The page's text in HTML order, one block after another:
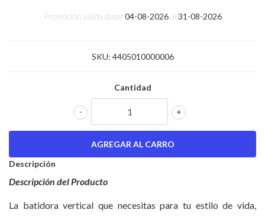
Promoción válida desde04-08-2026al 31-08-2026
SKU: 4405010000006
Cantidad
+
-
Descripción
Descripción del Producto
La batidora vertical que necesitas para tu estilo de vida,